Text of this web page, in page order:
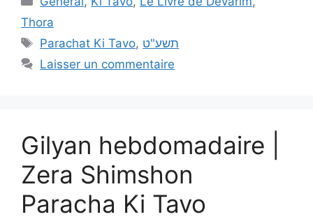
Thora
Parachat Ki Tavo, תשע"ט
Laisser un commentaire
Gilyan hebdomadaire |
Zera Shimshon
Paracha Ki Tavo